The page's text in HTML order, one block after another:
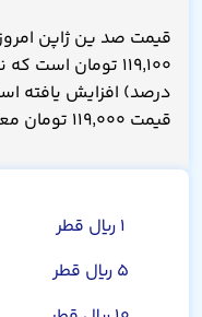
قیمت ۱۱۹,۰۰۰ تومان معامله می‌شد.
۱ ریال قطر
۵ ریال قطر